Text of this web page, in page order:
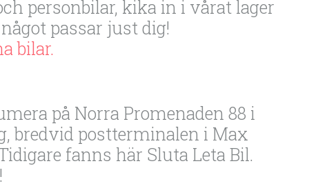
personbilar, kika in i vårat lager
passar just dig!
bilar.
på Norra Promenaden 88 i
bredvid postterminalen i Max
fanns här Sluta Leta Bil.